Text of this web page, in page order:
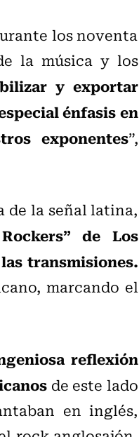
los noventa
la música y los
y exportar
énfasis en
exponentes”,
de la señal latina,
de Los
transmisiones.
marcando el
reflexión
de este lado
en inglés,